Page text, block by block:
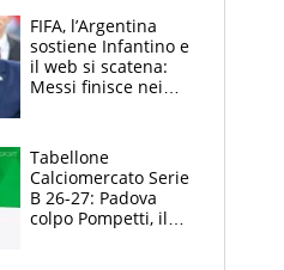
FIFA, l’Argentina
sostiene Infantino e
il web si scatena:
Messi finisce nei
polemiche
Tabellone
Calciomercato Serie
B 26-27: Padova
colpo Pompetti, il